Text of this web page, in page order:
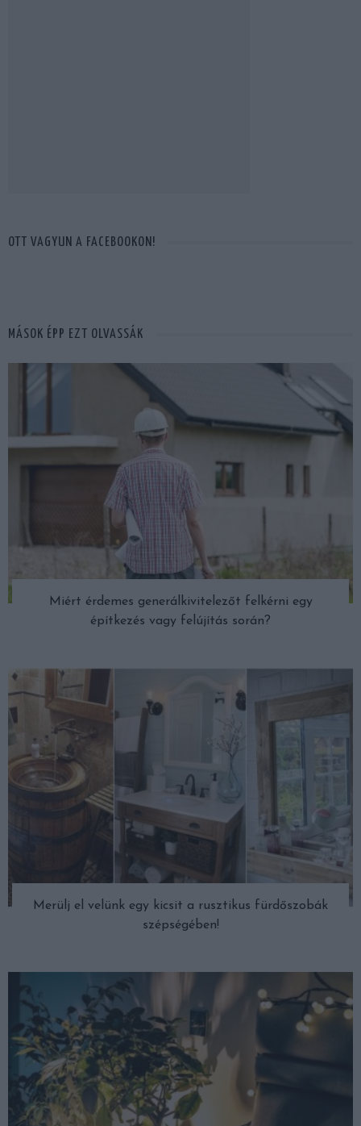
OTT VAGYUN A FACEBOOKON!
MÁSOK ÉPP EZT OLVASSÁK
Miért érdemes generálkivitelezőt felkérni egy
építkezés vagy felújítás során?
Merülj el velünk egy kicsit a rusztikus fürdőszobák
szépségében!